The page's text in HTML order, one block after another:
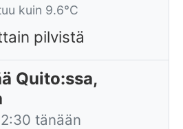
kuin 9.6°C
pilvistä
Quito:ssa,
tänään